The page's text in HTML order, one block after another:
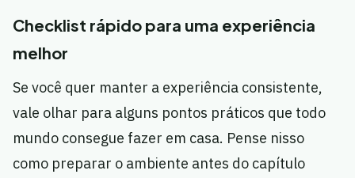
Checklist rápido para uma experiência
melhor
Se você quer manter a experiência consistente,
vale olhar para alguns pontos práticos que todo
mundo consegue fazer em casa. Pense nisso
como preparar o ambiente antes do capítulo